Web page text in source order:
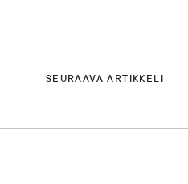
SEURAAVA ARTIKKELI